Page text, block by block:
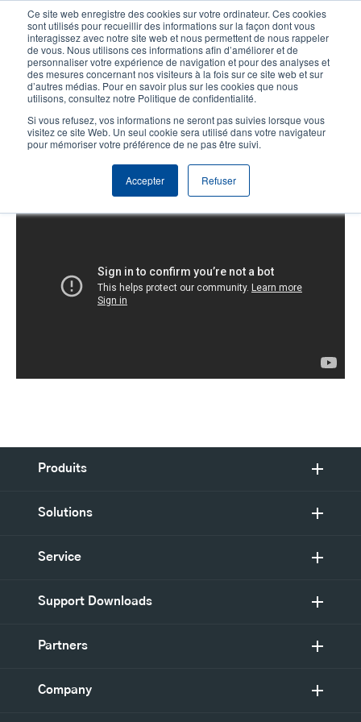
Ce site web enregistre des cookies sur votre ordinateur. Ces cookies
sont utilisés pour recueillir des informations sur la façon dont vous
interagissez avec notre site web et nous permettent de nous rappeler
de vous. Nous utilisons ces informations afin d’améliorer et de
personnaliser votre expérience de navigation et pour des analyses et
des mesures concernant nos visiteurs à la fois sur ce site web et sur
d’autres médias. Pour en savoir plus sur les cookies que nous
utilisons, consultez notre Politique de confidentialité.
Si vous refusez, vos informations ne seront pas suivies lorsque vous
visitez ce site Web. Un seul cookie sera utilisé dans votre navigateur
pour mémoriser votre préférence de ne pas être suivi.
Accepter Refuser
contenu
principal
User
account
menu
User
Header
Sélecteur de produits Tech Support
Contacter le service commercial
Série MB: chargement du ruban
Produits
Solutions
Service
Support Downloads
Partners
Company